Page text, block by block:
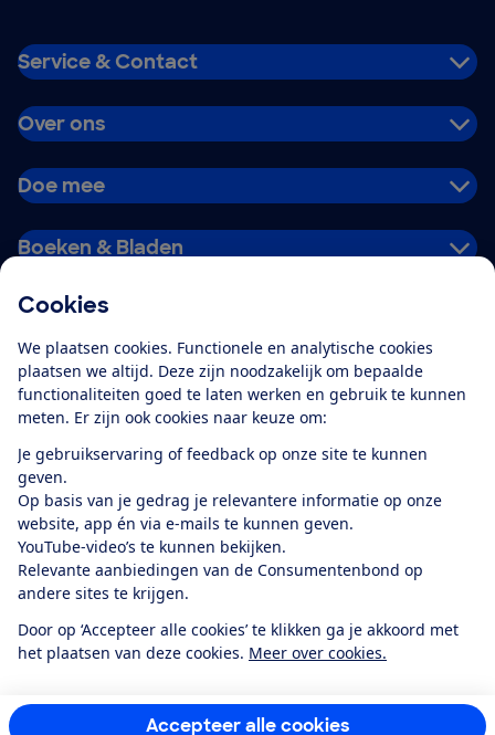
Cookies
We plaatsen cookies. Functionele en analytische cookies
plaatsen we altijd. Deze zijn noodzakelijk om bepaalde
functionaliteiten goed te laten werken en gebruik te kunnen
meten. Er zijn ook cookies naar keuze om:
Je gebruikservaring of feedback op onze site te kunnen
geven.
Op basis van je gedrag je relevantere informatie op onze
website, app én via e-mails te kunnen geven.
YouTube-video’s te kunnen bekijken.
Relevante aanbiedingen van de Consumentenbond op
andere sites te krijgen.
Door op ‘Accepteer alle cookies’ te klikken ga je akkoord met
het plaatsen van deze cookies. Meer over cookies.
Accepteer alle cookies
Service & Contact
Over ons
Doe mee
Boeken & Bladen
Alles over de
app
Algemene Voorwaarden
Privacyverklaring
Cookiebeleid
Privacyvoorkeuren
Toegankelijkheid
RSS-feed nieuws
Facebook
TwitterInstagram
YoutubeLinkedIn
12.901consumentenbeoordelen de Consumentenbondmet gemiddeld